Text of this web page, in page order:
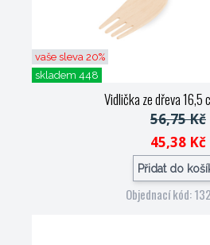
vaše sleva 20%
skladem 448
Vidlička ze dřeva 16,5
56,75 Kč
45,38 Kč
Přidat do
Objednací kód: